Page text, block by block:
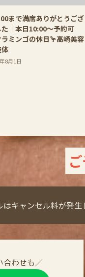
まで満席ありがとうござ
た｜本日10:00〜予約可
ミンゴの休日🦩高崎美容
体
8月1日
キャンセル料が発
合わせも／